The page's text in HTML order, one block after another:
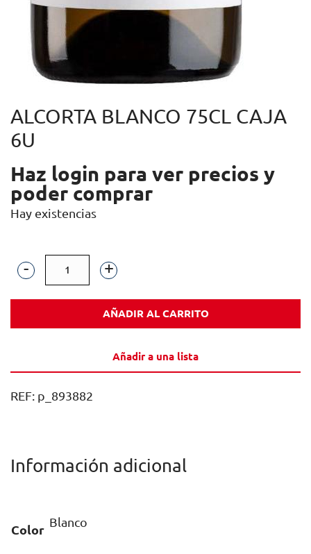
ALCORTA BLANCO 75CL CAJA
6U
Haz login para ver precios y
poder comprar
Hay existencias
ALCORTA
BLANCO
AÑADIR AL CARRITO
Añadir a una lista
REF: p_893882
Información adicional
Color
Blanco